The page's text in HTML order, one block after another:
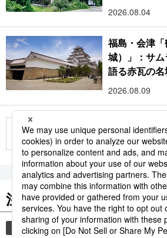
2026.08.04
福島・会津
城）」：サ
語る赤瓦の
2026.08.09
もっと見る
注目のキーワード
共同通信ニュース 観光 気象